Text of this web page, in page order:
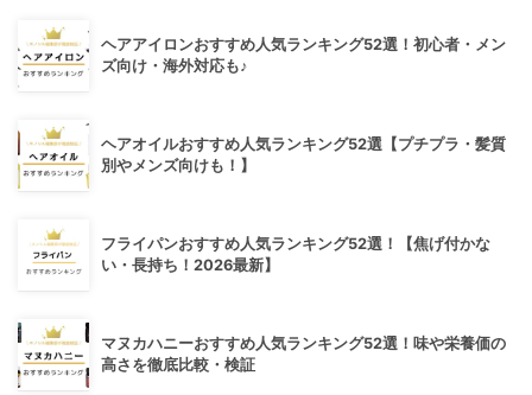
ヘアアイロンおすすめ人気ランキング52選！初心者・メン
ズ向け・海外対応も♪
ヘアオイルおすすめ人気ランキング52選【プチプラ・髪質
別やメンズ向けも！】
フライパンおすすめ人気ランキング52選！【焦げ付かな
い・長持ち！2026最新】
マヌカハニーおすすめ人気ランキング52選！味や栄養価の
高さを徹底比較・検証